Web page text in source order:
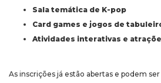
Sala temática de K-pop
Card games e jogos de
Atividades interativas e
As inscrições já estão abertas e podem